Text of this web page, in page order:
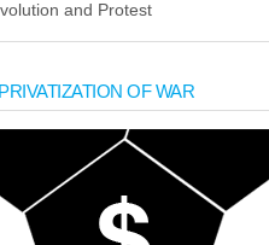
and Protest
OF WAR